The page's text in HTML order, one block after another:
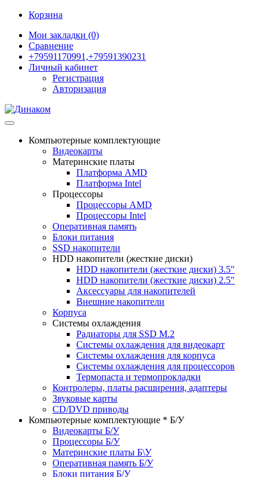
Корзина
Мои закладки (0)
Сравнение
+79591170991,+79591390231
Личный кабинет
Регистрация
Авторизация
Компьютерные комплектующие
Видеокарты
Материнские платы
Платформа AMD
Платформа Intel
Процессоры
Процессоры AMD
Процессоры Intel
Оперативная память
Блоки питания
SSD накопители
HDD накопители (жесткие диски)
HDD накопители (жесткие диски) 3.5"
HDD накопители (жесткие диски) 2.5"
Аксессуары для накопителей
Внешние накопители
Корпуса
Системы охлаждения
Радиаторы для SSD M.2
Системы охлаждения для видеокарт
Системы охлаждения для корпуса
Системы охлаждения для процессоров
Термопаста и термопрокладки
Контролеры, платы расширения, адаптеры
Звуковые карты
CD/DVD приводы
Компьютерные комплектующие * Б/У
Видеокарты Б/У
Процессоры Б/У
Материнские платы Б\У
Оперативная память Б/У
Блоки питания Б/У